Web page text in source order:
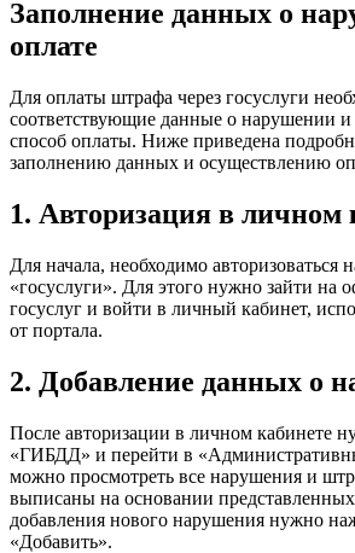
Заполнение данных о
оплате
Для оплаты штрафа через госуслуги
соответствующие данные о нарушении
способ оплаты. Ниже приведена
заполнению данных и осуществлению
1. Авторизация в личном
Для начала, необходимо авторизоваться
«госуслуги». Для этого нужно зайти на
госуслуг и войти в личный кабинет,
от портала.
2. Добавление данных о
После авторизации в личном кабинете
«ГИБДД» и перейти в
можно просмотреть все нарушения и
выписаны на основании
добавления нового нарушения нужно
«Добавить».